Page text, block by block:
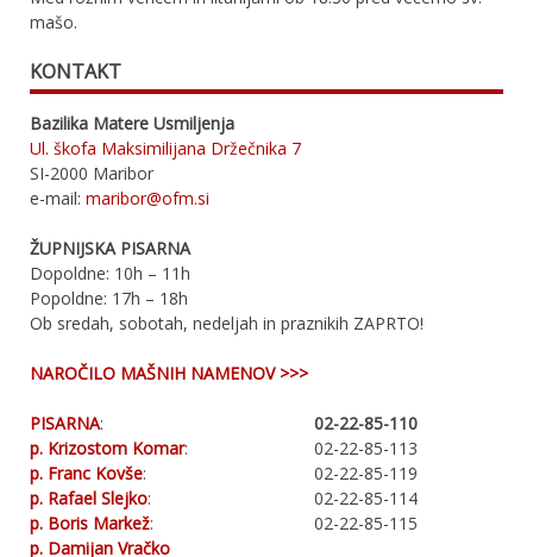
mašo.
KONTAKT
Bazilika Matere Usmiljenja
Ul. škofa Maksimilijana Držečnika 7
SI-2000 Maribor
e-mail: maribor@ofm.si
ŽUPNIJSKA PISARNA
Dopoldne: 10h – 11h
Popoldne: 17h – 18h
Ob sredah, sobotah, nedeljah in praznikih ZAPRTO!
NAROČILO MAŠNIH NAMENOV >>>
PISARNA:
02-22-85-110
p. Krizostom Komar:
02-22-85-113
p. Franc Kovše:
02-22-85-119
p. Rafael Slejko:
02-22-85-114
p. Boris Markež:
02-22-85-115
p. Damijan Vračko